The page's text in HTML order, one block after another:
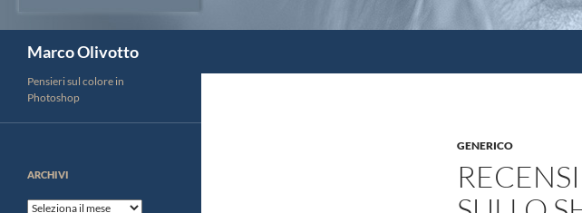
Marco Olivotto
GENERICO
Pensieri sul colore in
Photoshop
ARCHIVI
Archivi